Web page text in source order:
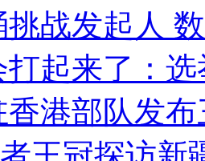
战发起人
起来了：
港部队发